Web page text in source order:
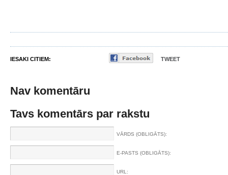
IESAKI CITIEM: TWEET
Nav komentāru
Tavs komentārs par rakstu
VĀRDS (OBLIGĀTS):
E-PASTS (OBLIGĀTS):
URL: